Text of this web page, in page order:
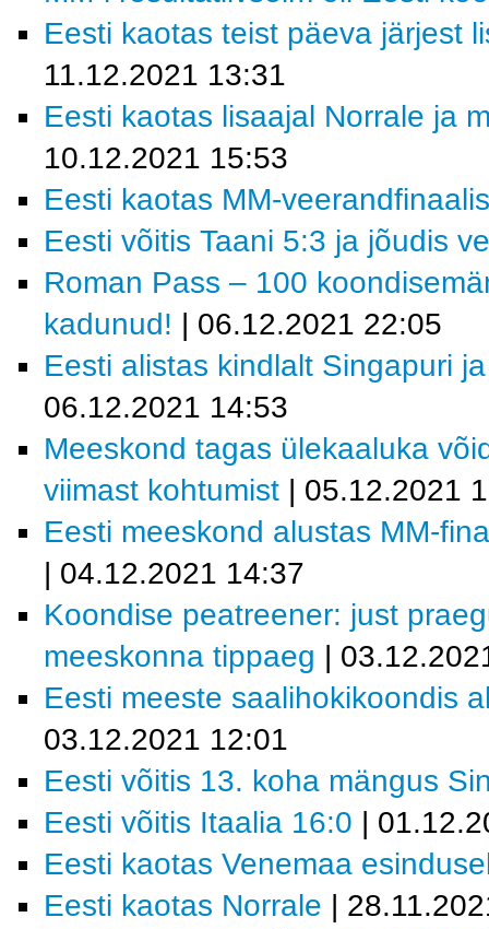
Eesti kaotas teist päeva järjest
11.12.2021 13:31
Eesti kaotas lisaajal Norrale ja
10.12.2021 15:53
Eesti kaotas MM-
Eesti võitis Taani 5:3 ja jõudis
Roman Pass – 100
kadunud! | 06.12.2021 22:05
Eesti alistas kindlalt Singapuri
06.12.2021 14:53
Meeskond tagas ülekaaluka
viimast kohtumist | 05.12.2021
Eesti meeskond alustas MM-
| 04.12.2021 14:37
Koondise peatreener: just
meeskonna tippaeg |
Eesti meeste saalihokikoondis
03.12.2021 12:01
Eesti võitis 13. koha mängus
Eesti võitis Itaalia 16:0 |
Eesti kaotas Venemaa
Eesti kaotas Norrale |